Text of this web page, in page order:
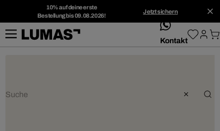
10% auf deine erste
Bestellung bis 09.08.2026!
Jetzt sichern
whatsApp
Kontakt